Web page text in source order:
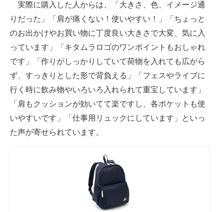
実際に購入した人からは、「大きさ、色、イメージ通
りだった」「肩が痛くない！使いやすい！」「ちょっと
のお出かけやお買い物に丁度良い大きさで大変、気に入
っています」「キタムラロゴのワンポイントもおしゃれ
です」「作りがしっかりしていて荷物を入れても広がら
ず、すっきりとした形で背負える」「フェスやライブに
行く時に飲み物やいろいろ入れられて重宝しています」
「肩もクッションが効いてて楽ですし、各ポケットも使
いやすいです」「仕事用リュックにしています」といっ
た声が寄せられています。